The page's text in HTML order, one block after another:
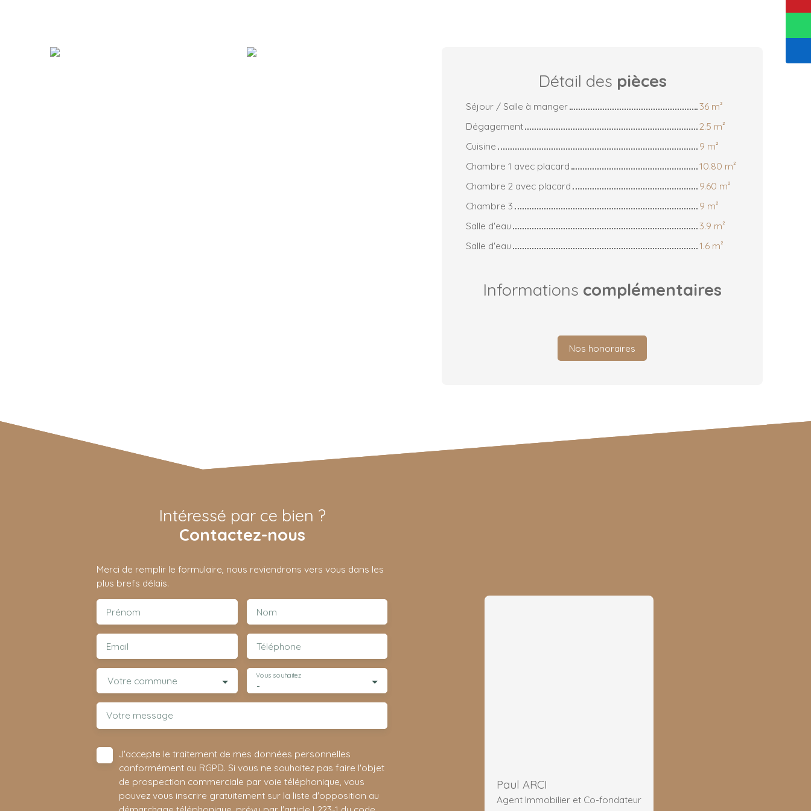
Détail des pièces
Séjour / Salle à manger
36 m²
Dégagement
2.5 m²
Cuisine
9 m²
Chambre 1 avec placard
10.80 m²
Chambre 2 avec placard
9.60 m²
Chambre 3
9 m²
Salle d'eau
3.9 m²
Salle d'eau
1.6 m²
Informations complémentaires
Nos honoraires
Intéressé par ce bien ?
Contactez-nous
Merci de remplir le formulaire, nous reviendrons vers vous dans les
plus brefs délais.
Prénom Nom
Email Téléphone
Votre commune -
Vous souhaitez
Votre message
J'accepte le traitement de mes données personnelles
conformément au RGPD. Si vous ne souhaitez pas faire l'objet
de prospection commerciale par voie téléphonique, vous
pouvez vous inscrire gratuitement sur la liste d'opposition au
Paul ARCI
Agent Immobilier et Co-fondateur